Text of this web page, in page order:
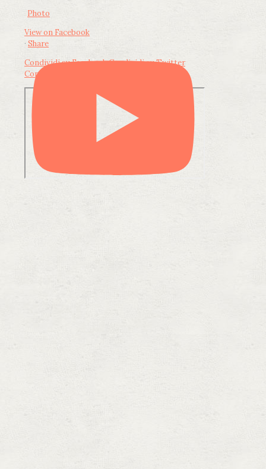
Photo
View on Facebook
· Share
Condividi su FacebookCondividi su Twitter
Condividi su LinkedIn